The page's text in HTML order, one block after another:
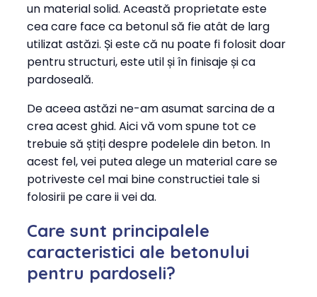
un material solid. Această proprietate este
cea care face ca betonul să fie atât de larg
utilizat astăzi. Și este că nu poate fi folosit doar
pentru structuri, este util și în finisaje și ca
pardoseală.
De aceea astăzi ne-am asumat sarcina de a
crea acest ghid. Aici vă vom spune tot ce
trebuie să știți despre podelele din beton. In
acest fel, vei putea alege un material care se
potriveste cel mai bine constructiei tale si
folosirii pe care ii vei da.
Care sunt principalele
caracteristici ale betonului
pentru pardoseli?